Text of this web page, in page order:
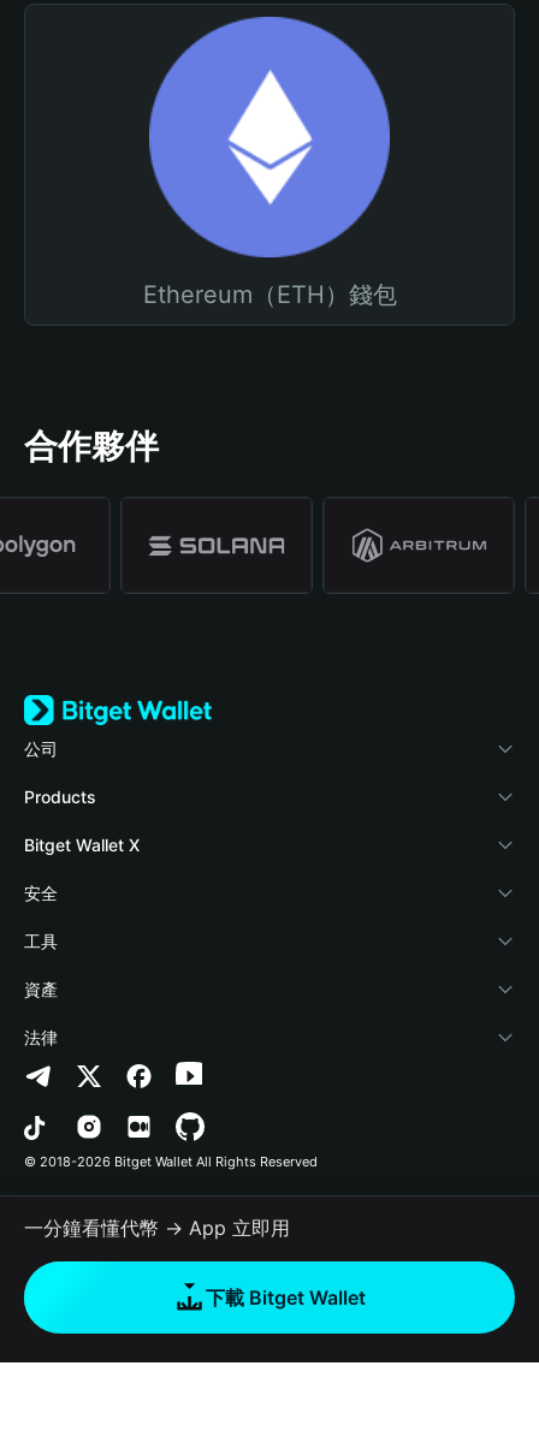
Ethereum（ETH）錢包
合作夥伴
公司
關於 Bitget Wallet
部落格
學院
加密資訊
幫助中心
‌聯繫我們
品牌資源
工作機會
Products
Crypto Card
Stablecoin Earn
Payfi Crypto
Crypto Swap API
Altcoin Season Index
Prediction Markets
DApp
RWA
如何購買加密貨幣
Bitget Wallet X
開發者文件
連接錢包
Bitget Wallet Pay
合作上架
安全
風險保障基金
安全防護技術
工具
快捷買幣
授權檢測
合約檢測
批次轉帳
資產
Arbitrum
Avalanche
Bitcoin
Polygon
法律
隱私協議
用戶使用協議
© 2018-2026 Bitget Wallet All Rights Reserved
一分鐘看懂代幣 → App 立即用
下載 Bitget Wallet